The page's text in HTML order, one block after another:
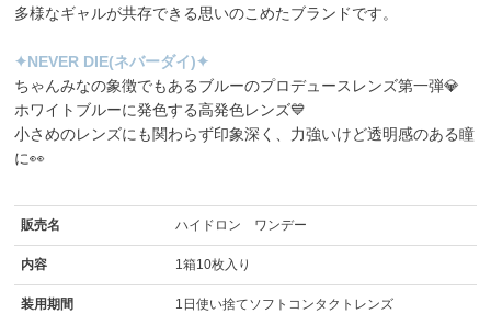
多様なギャルが共存できる思いのこめたブランドです。
✦NEVER DIE(ネバーダイ)✦
ちゃんみなの象徴でもあるブルーのプロデュースレンズ第一弾💎
ホワイトブルーに発色する高発色レンズ💙
小さめのレンズにも関わらず印象深く、力強いけど透明感のある瞳
に👀
販売名 ハイドロン ワンデー
内容 1箱10枚入り
装用期間 1日使い捨てソフトコンタクトレンズ